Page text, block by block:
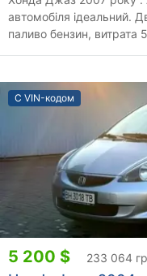
автомобіля ідеальний.
паливо бензин, витрата
С VIN-кодом
5 200 $ 233 064